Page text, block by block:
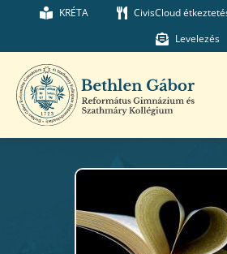
Kihagyás KRÉTA CivisCloud
Levelezés